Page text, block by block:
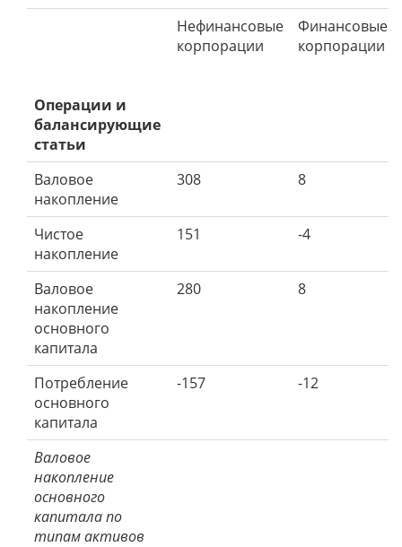
Операции и
балансирующие
статьи
Нефинансовые
корпорации
Финансовые
корпорации
Валовое
накопление
308 8
Чистое
накопление
151 -4
Валовое
накопление
основного
капитала
280 8
Потребление
основного
капитала
-157 -12
Валовое
накопление
основного
капитала по
типам активов